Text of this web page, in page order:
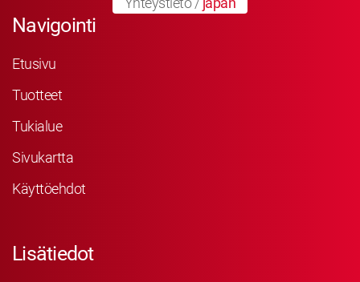
Navigointi
Etusivu
Tuotteet
Tukialue
Sivukartta
Käyttöehdot
Lisätiedot